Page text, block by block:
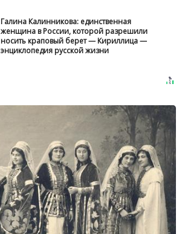
Галина Калинникова: единственная
женщина в России, которой разрешили
носить краповый берет — Кириллица —
энциклопедия русской жизни